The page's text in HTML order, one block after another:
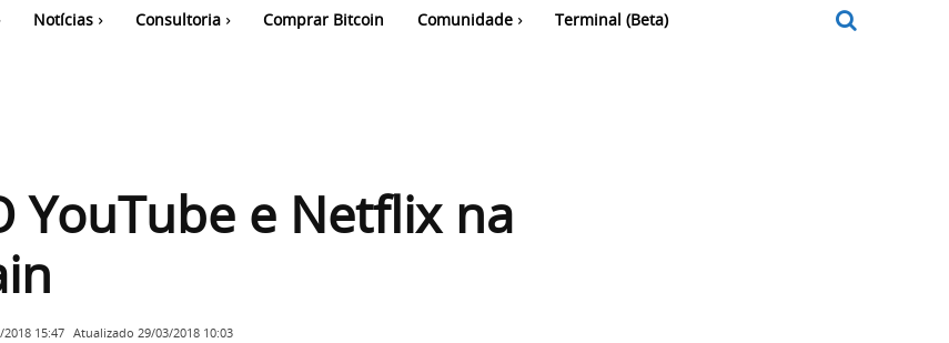
Notícias Consultoria Comprar Bitcoin Comunidade Terminal (Beta)
YouTube e Netflix na
15:47 Atualizado 29/03/2018 10:03